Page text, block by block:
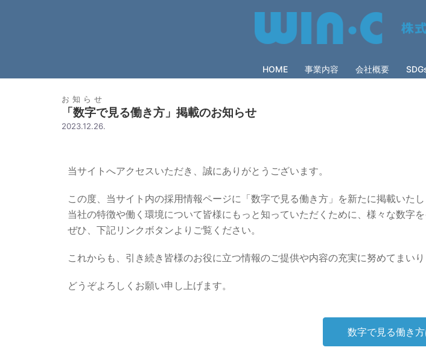
HOME 事業内容 会社概要
お知らせ
「数字で見る働き方」掲載のお知らせ
2023.12.26.
当サイトへアクセスいただき、誠にありがとうございます。
この度、当サイト内の採用情報ページに「数字で見る働き方」を新たに掲載いたし
当社の特徴や働く環境について皆様にもっと知っていただくために、様々な数字
ぜひ、下記リンクボタンよりご覧ください。
これからも、引き続き皆様のお役に立つ情報のご提供や内容の充実に努めてまいり
どうぞよろしくお願い申し上げます。
数字で見る働き